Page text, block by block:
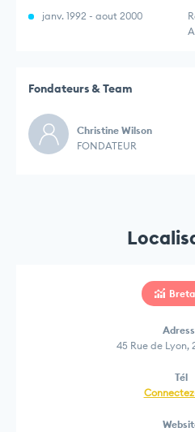
janv. 1992 - aout 2000
Fondateurs & Team
Christine Wilson
FONDATEUR
45 Rue de Lyon,
Tél